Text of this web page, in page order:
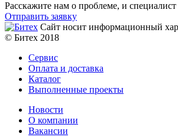
Расскажите нам о проблеме, и
Отправить заявку
Сайт носит информационный
© Битех 2018
Сервис
Оплата и доставка
Каталог
Выполненные проекты
Новости
О компании
Вакансии